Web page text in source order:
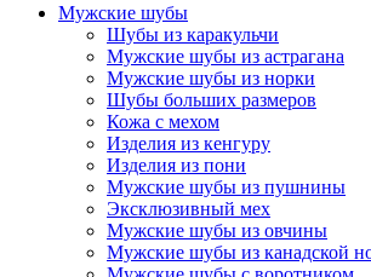
Мужские шубы
Шубы из каракульчи
Мужские шубы из астрагана
Мужские шубы из норки
Шубы больших размеров
Кожа с мехом
Изделия из кенгуру
Изделия из пони
Мужские шубы из пушнины
Эксклюзивный мех
Мужские шубы из овчины
Мужские шубы из канадской